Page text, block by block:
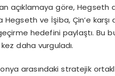
açıklamaya göre, Hegseth
Hegseth ve İşiba, Çin’e
hedefini paylaştı. Bu
daha vurguladı.
arasındaki stratejik